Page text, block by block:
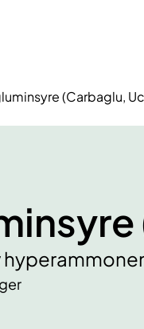
(Carbaglu,